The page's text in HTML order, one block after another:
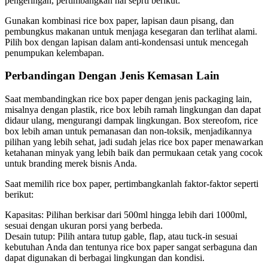
Gunakan kombinasi rice box paper, lapisan daun pisang, dan
pembungkus makanan untuk menjaga kesegaran dan terlihat alami.
Pilih box dengan lapisan dalam anti-kondensasi untuk mencegah
penumpukan kelembapan.
Perbandingan Dengan Jenis Kemasan Lain
Saat membandingkan rice box paper dengan jenis packaging lain,
misalnya dengan plastik, rice box lebih ramah lingkungan dan dapat
didaur ulang, mengurangi dampak lingkungan. Box stereofom, rice
box lebih aman untuk pemanasan dan non-toksik, menjadikannya
pilihan yang lebih sehat, jadi sudah jelas rice box paper menawarkan
ketahanan minyak yang lebih baik dan permukaan cetak yang cocok
untuk branding merek bisnis Anda.
Saat memilih rice box paper, pertimbangkanlah faktor-faktor seperti
berikut:
Kapasitas: Pilihan berkisar dari 500ml hingga lebih dari 1000ml,
sesuai dengan ukuran porsi yang berbeda.
Desain tutup: Pilih antara tutup gable, flap, atau tuck-in sesuai
kebutuhan Anda dan tentunya rice box paper sangat serbaguna dan
dapat digunakan di berbagai lingkungan dan kondisi.